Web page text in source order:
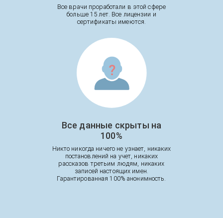
Все врачи проработали в этой сфере
больше 15 лет. Все лицензии и
сертификаты имеются.
Все данные скрыты на
100%
Никто никогда ничего не узнает, никаких
постановлений на учет, никаких
рассказов третьим людям, никаких
записей настоящих имен.
Гарантированная 100% анонимность.